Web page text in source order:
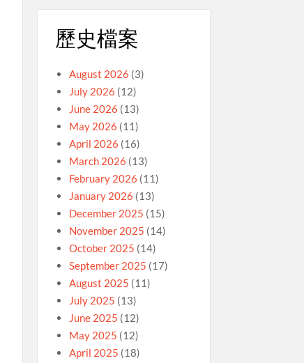
歷史檔案
August 2026 (3)
July 2026 (12)
June 2026 (13)
May 2026 (11)
April 2026 (16)
March 2026 (13)
February 2026 (11)
January 2026 (13)
December 2025 (15)
November 2025 (14)
October 2025 (14)
September 2025 (17)
August 2025 (11)
July 2025 (13)
June 2025 (12)
May 2025 (12)
April 2025 (18)